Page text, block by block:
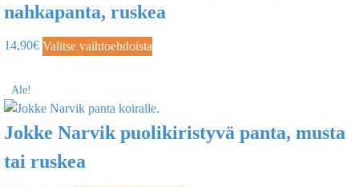
nahkapanta, ruskea
14,90€ Valitse vaihtoehdoista
Ale!
Jokke Narvik puolikiristyvä panta, musta
tai ruskea